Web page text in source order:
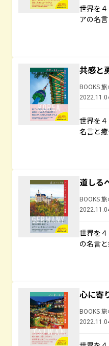
世界を
アの名
共感と
BOOKS
世界を
名言と
道しる
BOOKS
世界を
の名言
心に寄
BOOKS